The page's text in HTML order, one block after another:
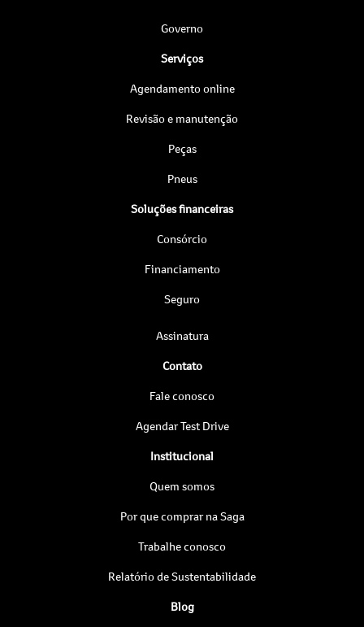
Governo
Serviços
Agendamento online
Revisão e manutenção
Peças
Pneus
Soluções financeiras
Consórcio
Financiamento
Seguro
Assinatura
Contato
Fale conosco
Agendar Test Drive
Institucional
Quem somos
Por que comprar na Saga
Trabalhe conosco
Relatório de Sustentabilidade
Blog